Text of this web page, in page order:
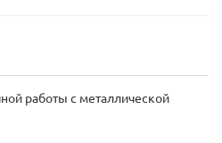
работы с металлической